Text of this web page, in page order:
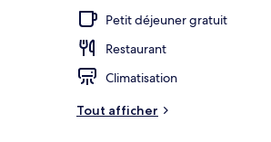
Petit déjeuner gratuit
Restaurant
Climatisation
Tout afficher